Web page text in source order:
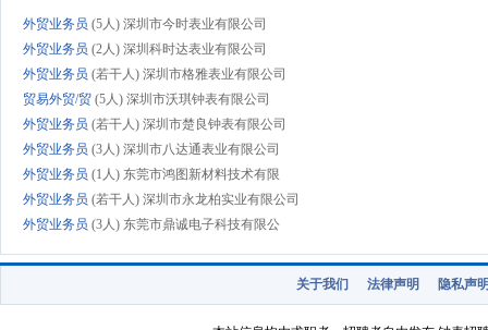
外贸业务员 (5人) 深圳市今时表业有限公司
外贸业务员 (2人) 深圳科时达表业有限公司
外贸业务员 (若干人) 深圳市格雅表业有限公司
贸易外贸/贸 (5人) 深圳市沃琪钟表有限公司
外贸业务员 (若干人) 深圳市楚良钟表有限公司
外贸业务员 (3人) 深圳市八达通表业有限公司
外贸业务员 (1人) 东莞市鸿图新材料技术有限
外贸业务员 (若干人) 深圳市永龙柏实业有限公司
外贸业务员 (3人) 东莞市鼎诚电子科技有限公
(1人) 广州市嘉域钟表有限公司
关于我们 法律声明 隐私声